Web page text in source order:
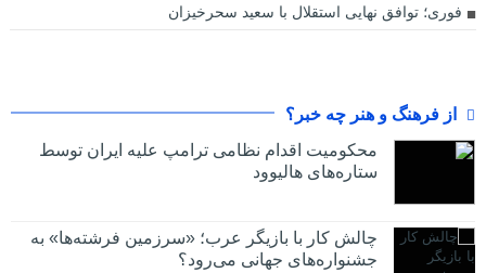
فوری؛ توافق نهایی استقلال با سعید سحرخیزان
از فرهنگ و هنر چه خبر؟
محکومیت اقدام نظامی ترامپ علیه ایران توسط
ستاره‌های هالیوود
چالش کار با بازیگر عرب؛ «سرزمین فرشته‌ها» به
جشنواره‌های جهانی می‌رود؟